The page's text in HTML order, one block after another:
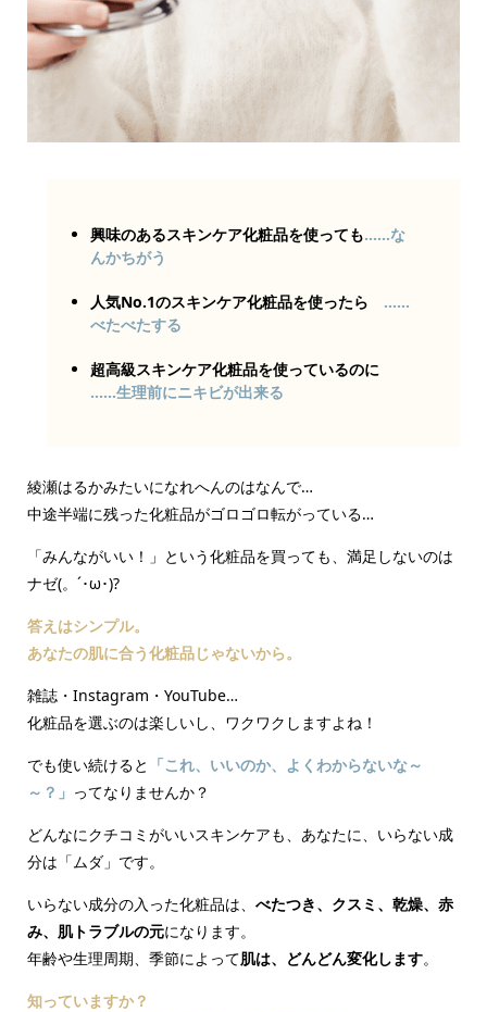
興味のあるスキンケア化粧品を使っても……な
んかちがう
人気No.1のスキンケア化粧品を使ったら ……
べたべたする
超高級スキンケア化粧品を使っているのに
……生理前にニキビが出来る
綾瀬はるかみたいになれへんのはなんで…
中途半端に残った化粧品がゴロゴロ転がっている…
「みんながいい！」という化粧品を買っても、満足しないのは
ナゼ(。´･ω･)?
答えはシンプル。
あなたの肌に合う化粧品じゃないから。
雑誌・Instagram・YouTube…
化粧品を選ぶのは楽しいし、ワクワクしますよね！
でも使い続けると 「これ、いいのか、よくわからないな～
～？」 ってなりませんか？
どんなにクチコミがいいスキンケアも、あなたに、いらない成
分は「ムダ」です。
いらない成分の入った化粧品は、 べたつき、クスミ、乾燥、赤
み、肌トラブルの元になります。
年齢や生理周期、季節によって肌は、どんどん変化します。
知っていますか？